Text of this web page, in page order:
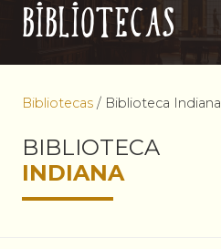
Bibliotecas
Bibliotecas / Biblioteca Indiana
BIBLIOTECA
INDIANA